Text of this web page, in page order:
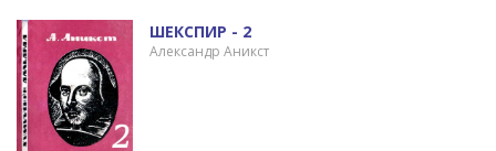
ШЕКСПИР - 2
Александр Аникст